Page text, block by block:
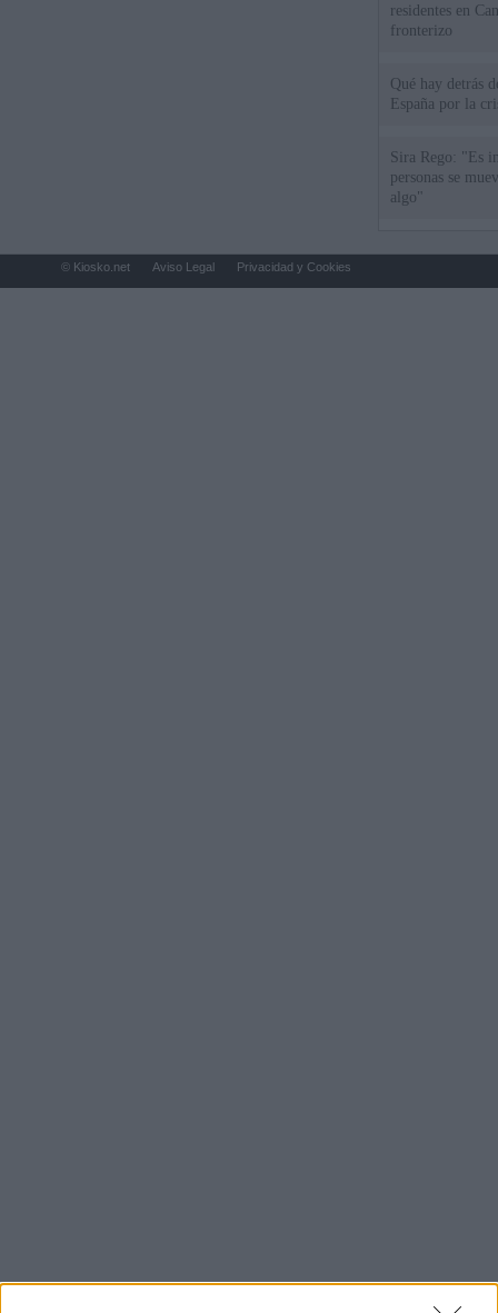
residentes en
fronterizo
Qué hay detrás
España por la
Sira Rego: "Es
personas se
algo"
© Kiosko.net Aviso Legal Privacidad y Cookies